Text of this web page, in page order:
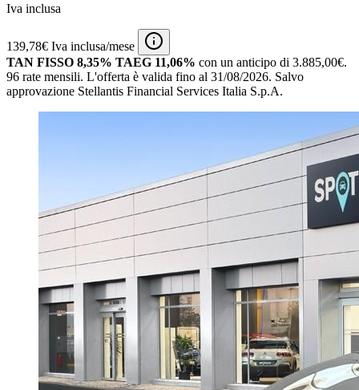
Iva inclusa
139,78€ Iva inclusa/mese
TAN FISSO 8,35% TAEG 11,06% con un anticipo di 3.885,00€.
96 rate mensili. L'offerta è valida fino al 31/08/2026. Salvo
approvazione Stellantis Financial Services Italia S.p.A.